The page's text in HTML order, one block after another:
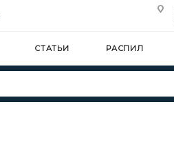
СТАТЬИ РАСПИЛ